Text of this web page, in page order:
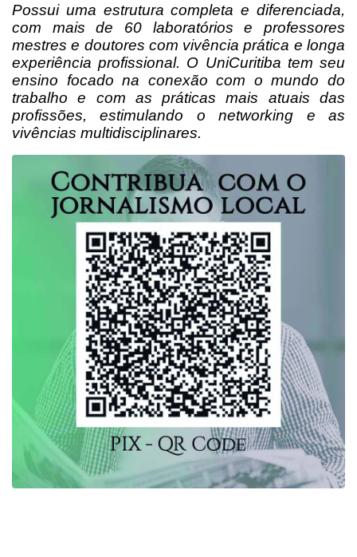
Possui uma estrutura completa e diferenciada,
com mais de 60 laboratórios e professores
mestres e doutores com vivência prática e longa
experiência profissional. O UniCuritiba tem seu
ensino focado na conexão com o mundo do
trabalho e com as práticas mais atuais das
profissões, estimulando o networking e as
vivências multidisciplinares.